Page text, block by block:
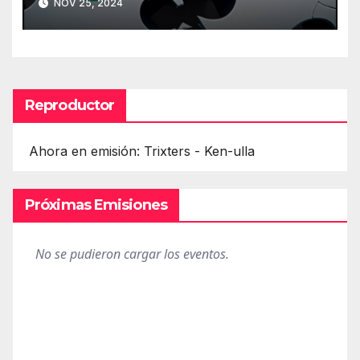
NOV 25, 2024
Reproductor
Ahora en emisión: Trixters - Ken-ulla
Próximas Emisiones